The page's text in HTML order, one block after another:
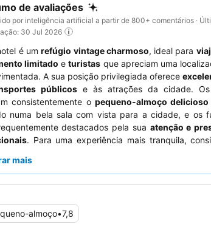
de avaliações
por inteligência artificial a partir de 800+ comentários ·
30 Jul 2026
é umrefúgio vintage charmoso, ideal para
limitado eturistas que apreciam uma
A sua posição privilegiada oferece
públicos e às atrações da cidade. Os
consistentemente o pequeno-almoço
numa bela sala com vista para a cidade, e os
destacados pela sua atenção e
. Para uma experiência mais tranquila,
mais
almoço•7,8